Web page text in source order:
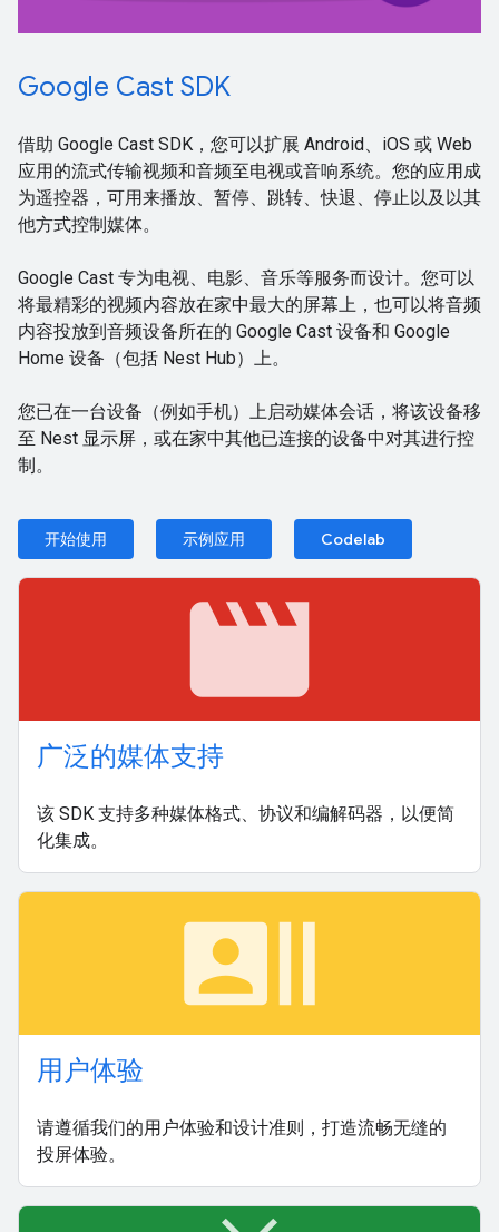
Google Cast SDK
借助 Google Cast SDK，您可以扩展 Android、iOS 或 Web
应用的流式传输视频和音频至电视或音响系统。您的应用成
为遥控器，可用来播放、暂停、跳转、快退、停止以及以其
他方式控制媒体。
Google Cast 专为电视、电影、音乐等服务而设计。您可以
将最精彩的视频内容放在家中最大的屏幕上，也可以将音频
内容投放到音频设备所在的 Google Cast 设备和 Google
Home 设备（包括 Nest Hub）上。
您已在一台设备（例如手机）上启动媒体会话，将该设备移
至 Nest 显示屏，或在家中其他已连接的设备中对其进行控
制。
开始使用 示例应用 Codelab
movie
广泛的媒体支持
该 SDK 支持多种媒体格式、协议和编解码器，以便简
化集成。
recent_actors
用户体验
请遵循我们的用户体验和设计准则，打造流畅无缝的
投屏体验。